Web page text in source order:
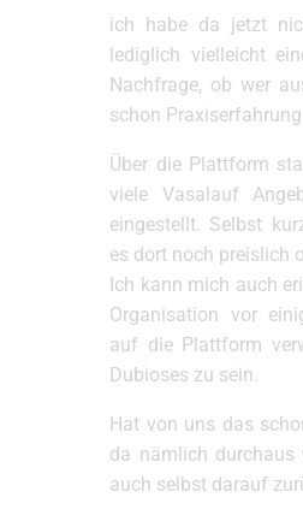
ich habe da jetzt
lediglich vielleicht
Nachfrage, ob wer
schon
Über die Plattform
viele Vasalauf
eingestellt. Selbst
es dort noch preislich
Ich kann mich auch
Organisation vor
auf die Plattform
Dubioses zu sein.
Hat von uns das
da nämlich
auch selbst darauf